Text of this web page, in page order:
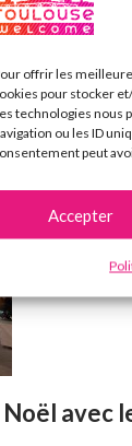
offrir les
pour stocker
technologies nous
ou les ID
peut
Accepter
famille.
avec